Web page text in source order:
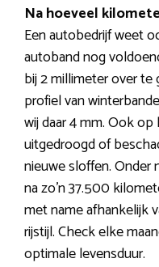
Na hoeveel
Een autobedrijf weet
autoband nog
bij 2 millimeter over
profiel van
wij daar 4 mm. Ook
uitgedroogd of
nieuwe sloffen. Onder
na zo’n 37.500
met name afhankelijk
rijstijl. Check elke
optimale levensduur.